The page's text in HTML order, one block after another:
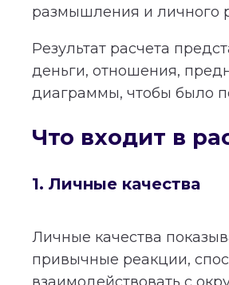
размышления и личного
Результат расчета
деньги, отношения,
диаграммы, чтобы было
Что входит в
1. Личные качества
Личные качества
привычные реакции,
взаимодействовать с